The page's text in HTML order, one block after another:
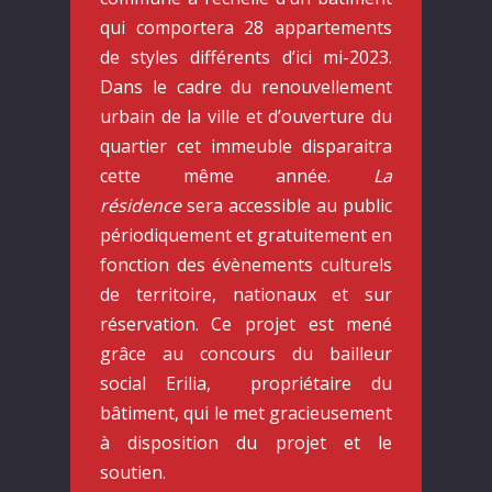
qui comportera 28 appartements
de styles différents d’ici mi-2023.
Dans le cadre du renouvellement
urbain de la ville et d’ouverture du
quartier cet immeuble disparaitra
cette même année. La
résidencesera accessible au public
périodiquement et gratuitement en
fonction des évènements culturels
de territoire, nationaux et sur
réservation. Ce projet est mené
grâce au concours du bailleur
social Erilia, propriétaire du
bâtiment, qui le met gracieusement
à disposition du projet et le
soutien.
FESTIVAL
STREET ART RILLIEUX
FESTIVAL #5
Bilan de l’édition 2025
LE SEIZE
BALADES